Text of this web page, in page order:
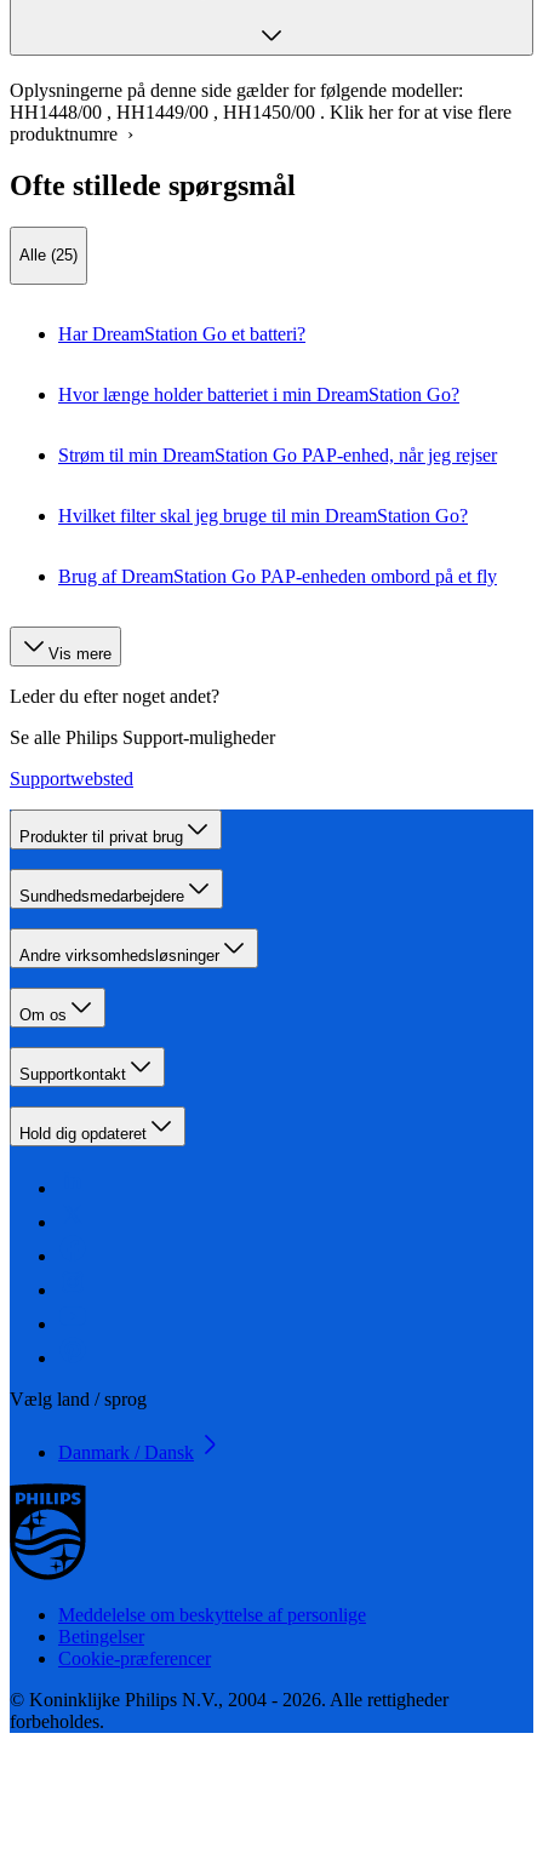
Oplysningerne på denne side gælder for følgende modeller:
HH1448/00 , HH1449/00 , HH1450/00 . Klik her for at vise flere
produktnumre ›
Ofte stillede spørgsmål
Alle (25)
Har DreamStation Go et batteri?
Hvor længe holder batteriet i min DreamStation Go?
Strøm til min DreamStation Go PAP-enhed, når jeg rejser
Hvilket filter skal jeg bruge til min DreamStation Go?
Brug af DreamStation Go PAP-enheden ombord på et fly
Vis mere
Leder du efter noget andet?
Se alle Philips Support-muligheder
Supportwebsted
Produkter til privat brug
Sundhedsmedarbejdere
Andre virksomhedsløsninger
Om os
Supportkontakt
Hold dig opdateret
Vælg land / sprog
Danmark / Dansk
Meddelelse om beskyttelse af personlige
Betingelser
Cookie-præferencer
© Koninklijke Philips N.V., 2004 - 2026. Alle rettigheder
forbeholdes.